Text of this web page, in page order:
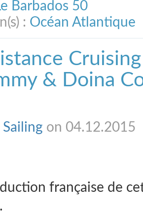
Barbados 50
: Océan Atlantique
& Doina
on 04.12.2015
française de